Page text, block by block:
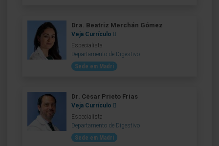
Dra. Beatriz Merchán Gómez
Veja Currículo
Especialista
Departamento de Digestivo
Sede em Madri
Dr. César Prieto Frías
Veja Currículo
Especialista
Departamento de Digestivo
Sede em Madri